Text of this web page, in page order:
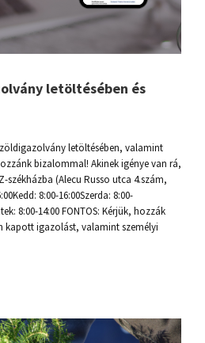
letöltésében és
letöltésében, valamint
bizalommal! Akinek igénye van rá,
székházba (Alecu Russo utca 4.szám,
8:00-16:00Szerda: 8:00-
8:00-14:00 FONTOS: Kérjük, hozzák
igazolást, valamint személyi